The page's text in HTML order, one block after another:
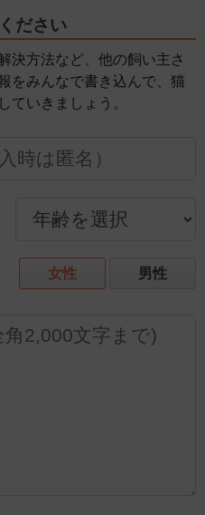
ださい
決方法など、他の飼い主さ
をみんなで書き込んで、猫
ていきましょう。
女性 男性